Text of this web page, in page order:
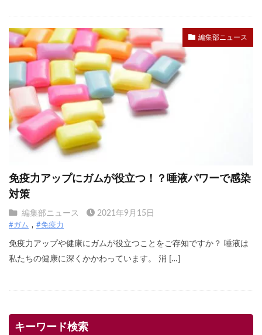
編集部ニュース
免疫力アップにガムが役立つ！？唾液パワーで感染
対策
編集部ニュース 2021年9月15日
#ガム #免疫力
免疫力アップや健康にガムが役立つことをご存知ですか？ 唾液は
私たちの健康に深くかかわっています。 消 […]
キーワード検索